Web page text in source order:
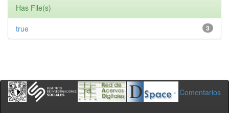
Has File(s)
3
true
Comentarios